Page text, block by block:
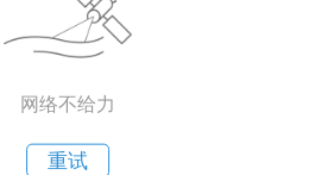
网络不给力
重试